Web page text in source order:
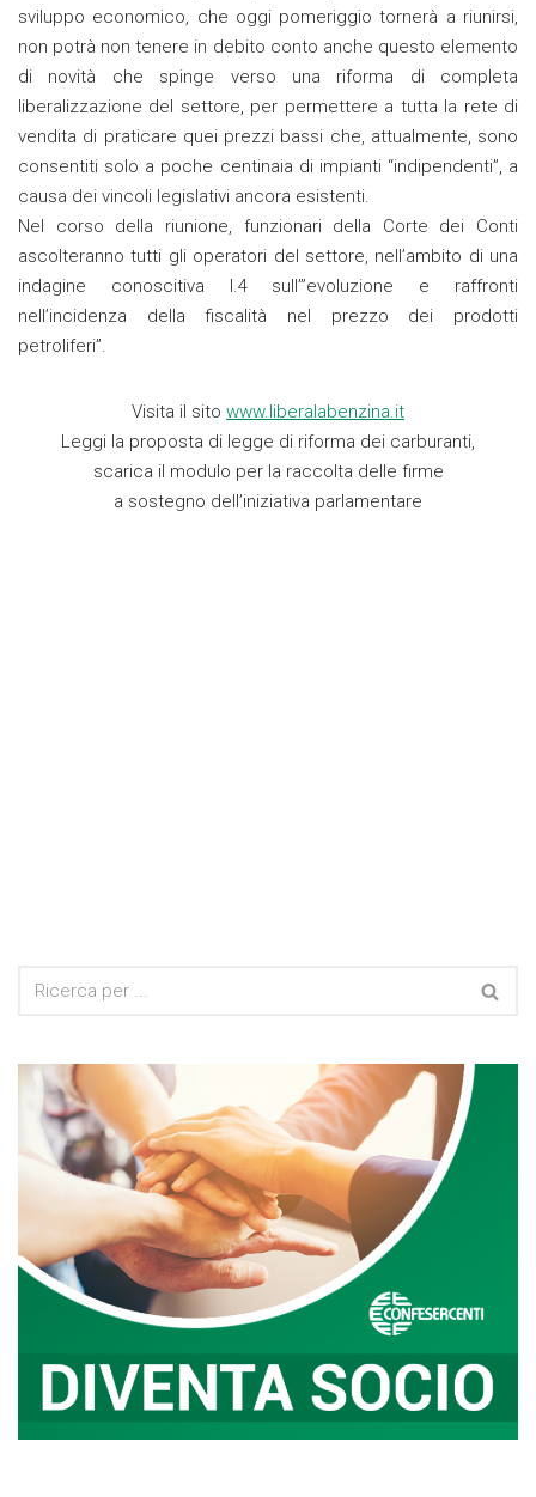
sviluppo economico, che oggi pomeriggio tornerà a riunirsi,
non potrà non tenere in debito conto anche questo elemento
di novità che spinge verso una riforma di completa
liberalizzazione del settore, per permettere a tutta la rete di
vendita di praticare quei prezzi bassi che, attualmente, sono
consentiti solo a poche centinaia di impianti “indipendenti”, a
causa dei vincoli legislativi ancora esistenti.
Nel corso della riunione, funzionari della Corte dei Conti
ascolteranno tutti gli operatori del settore, nell’ambito di una
indagine conoscitiva I.4 sull’”evoluzione e raffronti
nell’incidenza della fiscalità nel prezzo dei prodotti
petroliferi”.
Visita il sito www.liberalabenzina.it
Leggi la proposta di legge di riforma dei carburanti,
scarica il modulo per la raccolta delle firme
a sostegno dell’iniziativa parlamentare